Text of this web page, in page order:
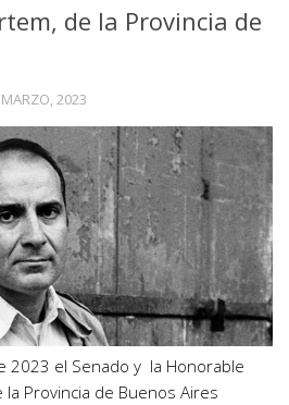
de la Provincia de
2023
2023 el Senado y la Honorable
Provincia de Buenos Aires